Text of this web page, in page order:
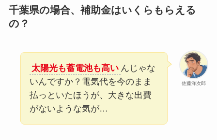
千葉県の場合、補助金はいくらもらえる
の？
佐藤洋次郎
太陽光も蓄電池も高い んじゃな
いんですか？電気代を今のまま
払っといたほうが、大きな出費
がないような気が…